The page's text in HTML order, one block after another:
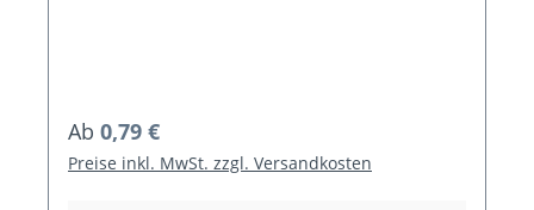
Regulärer Preis:
Ab 0,79 €
Preise inkl. MwSt. zzgl. Versandkosten